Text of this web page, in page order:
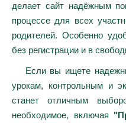
делает сайт надёжным
процессе для всех
родителей. Особенно
без регистрации и в
Если вы ищете
урокам, контрольным и
станет отличным
необходимое, включая